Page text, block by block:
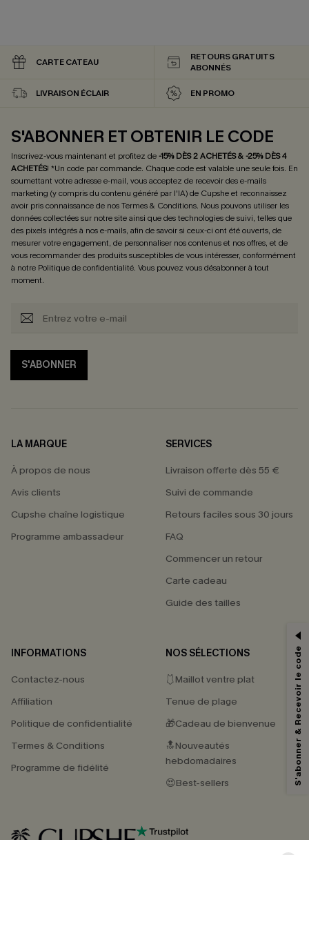
CARTE CATEAU
RETOURS GRATUITS
ABONNÉS
LIVRAISON ÉCLAIR EN PROMO
S'ABONNER ET OBTENIR LE CODE
Inscrivez-vous maintenant et profitez de-15% DÈS 2 ACHETÉS & -25% DÈS 4
ACHETÉS! *Un code par commande. Chaque code est valable une seule fois. En
soumettant votre adresse e-mail, vous acceptez de recevoir des e-mails
marketing (y compris du contenu généré par l'IA) de Cupshe et reconnaissez
avoir pris connaissance de nosTermes & Conditions. Nous pouvons utiliser les
données collectées sur notre site ainsi que des technologies de suivi, telles que
des pixels intégrés à nos e-mails, afin de savoir si ceux-ci ont été ouverts, de
mesurer votre engagement, de personnaliser nos contenus et nos offres, et de
vous recommander des produits susceptibles de vous intéresser, conformément
à notre Politique de confidentialité. Vous pouvez vous désabonner à tout
moment.
S'ABONNER
LA MARQUE
À propos de nous
Avis clients
Cupshe chaîne logistique
Programme ambassadeur
SERVICES
Livraison offerte dès 55 €
Suivi de commande
Retours faciles sous 30 jours
FAQ
Commencer un retour
Carte cadeau
Guide des tailles
INFORMATIONS
Contactez-nous
Affiliation
Politique de confidentialité
Termes & Conditions
Programme de fidélité
NOS SÉLECTIONS
🩱Maillot ventre plat
Tenue de plage
🎁Cadeau de bienvenue
🔝Nouveautés
hebdomadaires
😍Best-sellers
4.3
PROFITEZ DE -15%
En soumettant votre adresse e-mail, vous acceptez de recevoir des e-mails
reconnaissez avoir pris connaissance de nosTermes & Conditions. Nous
technologies de suivi, telles que des pixels intégrés à nos e-mails, afin de
savoir si ceux-ci ont été ouverts, de mesurer votre engagement, de
personnaliser nos contenus et nos offres, et de vous recommander des
produits susceptibles de vous intéresser, conformément à notre
Politique de
. Vous pouvez vous désabonner à tout moment.
S'abonner & Recevoir le code